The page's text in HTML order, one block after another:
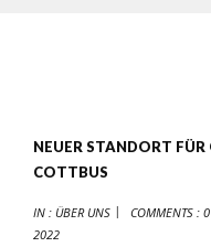
NEUER STANDORT FÜR
COTTBUS
IN : ÜBER UNS COMMENTS : 0
2022